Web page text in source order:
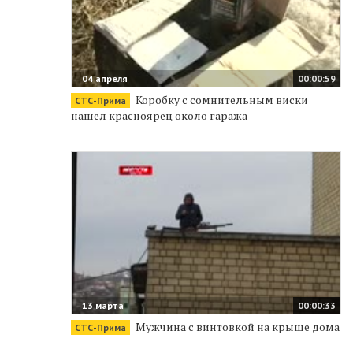
00:00:59
04 апреля
СТС-Прима
Коробку с сомнительным виски
нашел красноярец около гаража
00:00:33
13 марта
СТС-Прима
Мужчина с винтовкой на крыше дома